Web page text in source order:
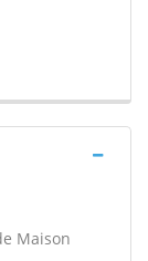
Maison